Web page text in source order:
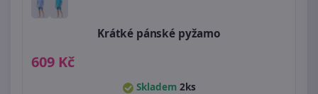
Krátké pánské pyžamo
609 Kč
Skladem 2ks